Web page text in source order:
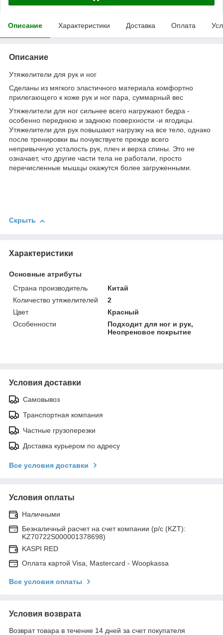
Описание Характеристики Доставка Оплата
Описание
Утяжелители для рук и ног
Сделаны из мягкого эластичного материала комфортно
прилегающего к коже рук и ног пара, суммарный вес
Утяжелители для ног сильнее всего нагружают бедра -
особенно переднюю и заднюю поверхности -и ягодицы.
Утяжелители для рук повышают нагрузку на все тело, однако
после тренировки вы почувствуете прежде всего
непривычную усталость рук, плеч и верха спины. Это не
означает, что другие части тела не работали, просто
перечисленные мышцы окажутся более загруженными.
Скрыть
Характеристики
Основные атрибуты
Страна производитель
Китай
Количество утяжелителей
2
Цвет
Красный
Особенности
Подходит для ног и рук,
Неопреновое покрытие
Условия доставки
Самовывоз
Транспортная компания
Частные грузоперезки
Доставка курьером по адресу
Все условия доставки
Условия оплаты
Наличными
Безналичный расчет на счет компании (р/с (KZT):
KZ70722S000001378698)
KASPI RED
Оплата картой Visa, Mastercard - Woopkassa
Все условия оплаты
Условия возврата
Возврат товара в течение 14 дней за счет покупателя